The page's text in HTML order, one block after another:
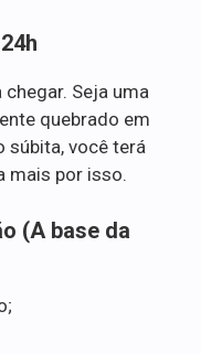
Seja uma
quebrado em
súbita, você terá
mais por isso.
(A base da